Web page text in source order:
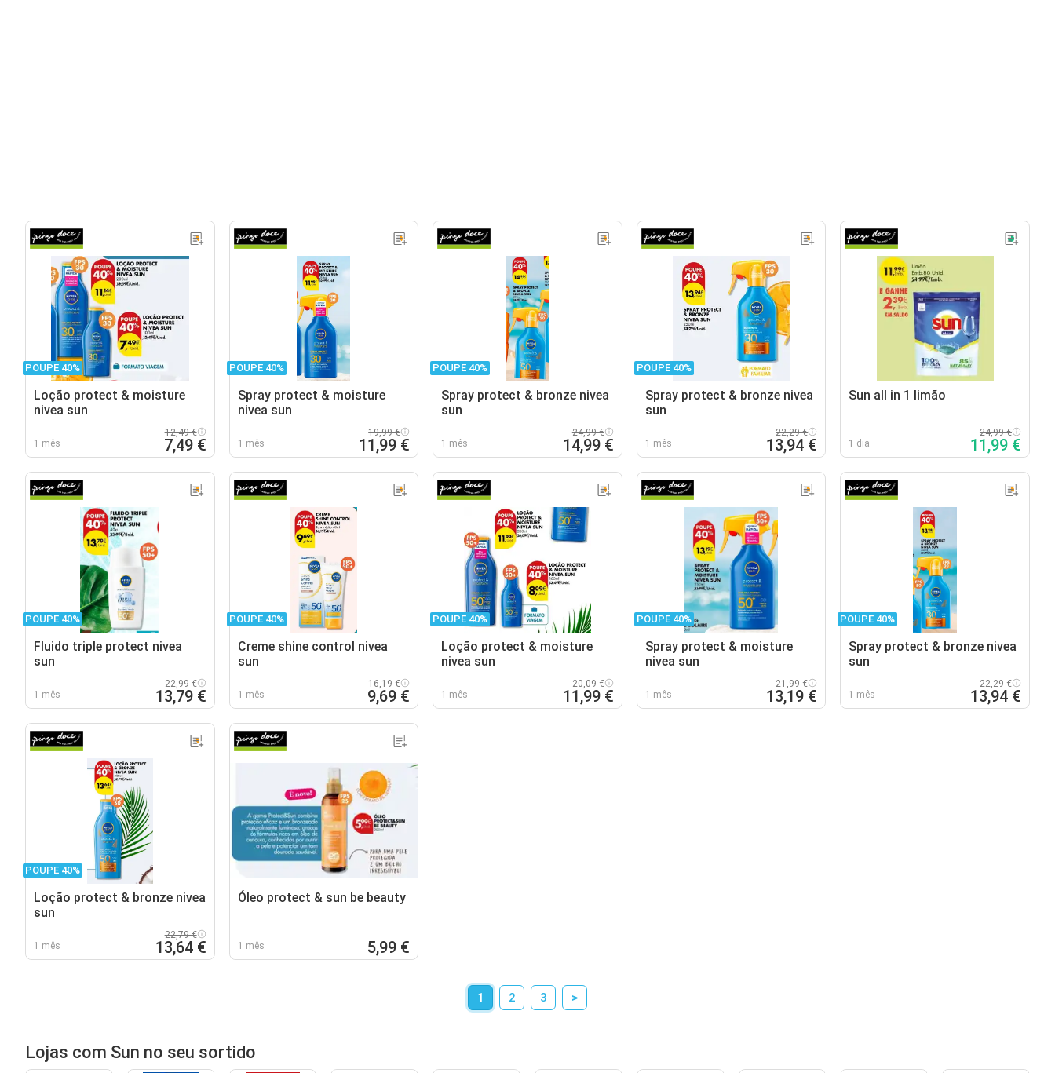
POUPE 40%
Loção protect & moisture
nivea sun
1 mês
12,49 €
7,49 €
POUPE 40%
Spray protect & moisture
nivea sun
1 mês
19,99 €
11,99 €
POUPE 40%
Spray protect & bronze nivea
sun
1 mês
24,99 €
14,99 €
POUPE 40%
Spray protect & bronze nivea
sun
1 mês
22,29 €
13,94 €
Sun all in 1 limão
1 dia
24,99 €
11,99 €
POUPE 40%
Fluido triple protect nivea
sun
1 mês
22,99 €
13,79 €
POUPE 40%
Creme shine control nivea
sun
1 mês
16,19 €
9,69 €
POUPE 40%
Loção protect & moisture
nivea sun
1 mês
20,09 €
11,99 €
POUPE 40%
Spray protect & moisture
nivea sun
1 mês
21,99 €
13,19 €
POUPE 40%
Spray protect & bronze nivea
sun
1 mês
22,29 €
13,94 €
POUPE 40%
Loção protect & bronze nivea
sun
1 mês
22,79 €
13,64 €
Óleo protect & sun be beauty
1 mês 5,99 €
1 2 3 >
Lojas com Sun no seu sortido